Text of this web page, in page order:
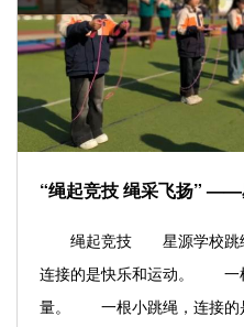
“绳起竞技 绳采飞扬”
绳起竞技 星源学校跳
连接的是快乐和运动。 一
量。 一根小跳绳，连接